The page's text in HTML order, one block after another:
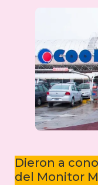
Dieron a
del Monitor